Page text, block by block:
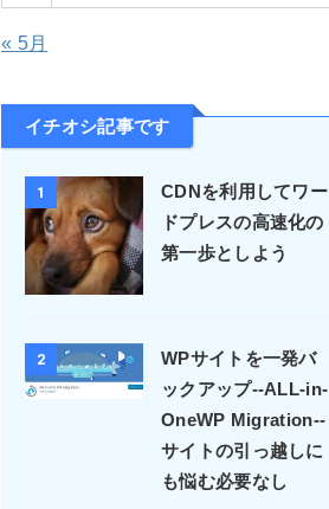
« 5月
イチオシ記事です
1
CDNを利用してワー
ドプレスの高速化の
第一歩としよう
2
WPサイトを一発バ
ックアップ--ALL-in-
OneWP Migration--
サイトの引っ越しに
も悩む必要なし